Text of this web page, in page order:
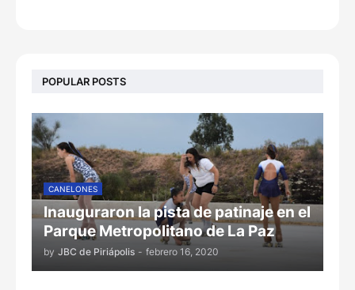
POPULAR POSTS
CANELONES
Inauguraron la pista de patinaje en el
Parque Metropolitano de La Paz
by JBC de Piriápolis - febrero 16, 2020